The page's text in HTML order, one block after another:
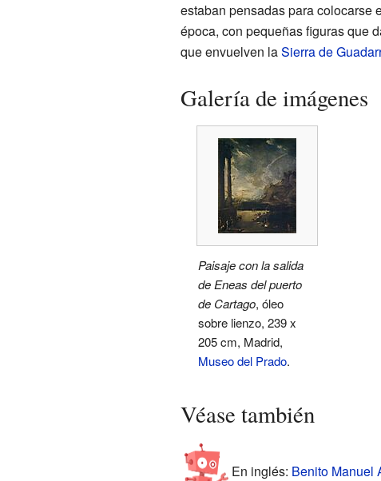
estaban pensadas para colocarse
época, con pequeñas figuras que
que envuelven laSierra de
Galería de imágenes
Paisaje con la salida
de Eneas del puerto
de Cartago, óleo
sobre lienzo, 239 x
205 cm, Madrid,
Museo del Prado.
Véase también
En inglés: Benito Manuel